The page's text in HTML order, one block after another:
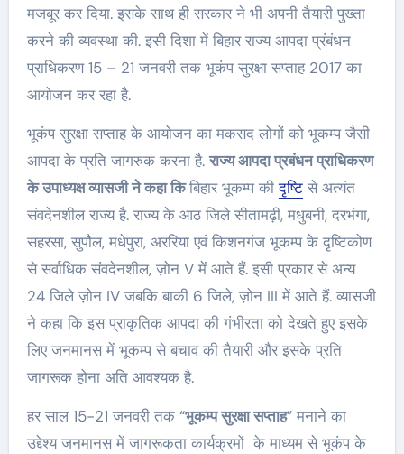
मजबूर कर दिया. इसके साथ ही सरकार ने भी अपनी तैयारी पुख्ता
करने की व्यवस्था की. इसी दिशा में बिहार राज्य आपदा प्रंबंधन
प्राधिकरण 15 – 21 जनवरी तक भूकंप सुरक्षा सप्ताह 2017 का
आयोजन कर रहा है.
भूकंप सुरक्षा सप्ताह के आयोजन का मकसद लोगों को भूकम्प जैसी
आपदा के प्रति जागरुक करना है.राज्य आपदा प्रबंधन प्राधिकरण
के उपाध्यक्ष व्यासजी ने कहा किबिहार भूकम्प कीदृष्टिसे अत्यंत
संवदेनशील राज्य है. राज्य के आठ जिले सीतामढ़ी, मधुबनी, दरभंगा,
सहरसा, सुपौल, मधेपुरा, अररिया एवं किशनगंज भूकम्प के दृष्टिकोण
से सर्वाधिक संवदेनशील, ज़ोन V में आते हैं. इसी प्रकार से अन्य
24 जिले ज़ोन IV जबकि बाकी 6 जिले, ज़ोन III में आते हैं. व्यासजी
ने कहा कि इस प्राकृतिक आपदा की गंभीरता को देखते हुए इसके
लिए जनमानस में भूकम्प से बचाव की तैयारी और इसके प्रति
जागरूक होना अति आवश्यक है.
हर साल 15-21 जनवरी तक “भूकम्प सुरक्षा सप्ताह” मनाने का
उद्देश्य जनमानस में जागरूकता कार्यक्रमों के माध्यम से भूकंप के